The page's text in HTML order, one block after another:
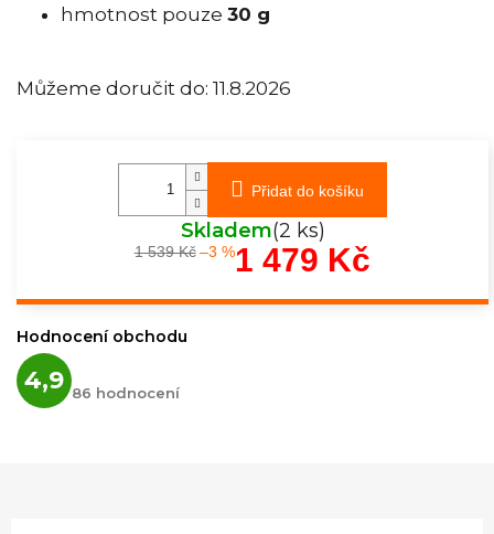
Můžeme doručit do: 11.8.2026
hmotnost pouze 30 g
Přidat do košíku
Skladem(2 ks)
1 539 Kč –3 %1 479 Kč
Hodnocení obchodu
4,9 hodnocení
obchodu
86 hodnocení